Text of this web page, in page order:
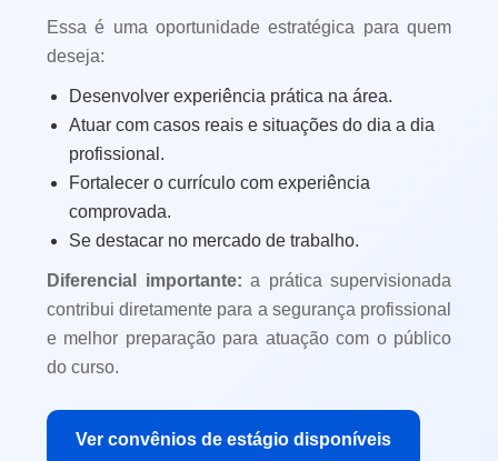
Essa é uma oportunidade estratégica para quem
deseja:
Desenvolver experiência prática na área.
Atuar com casos reais e situações do dia a dia
profissional.
Fortalecer o currículo com experiência
comprovada.
Se destacar no mercado de trabalho.
Diferencial importante: a prática supervisionada
contribui diretamente para a segurança profissional
e melhor preparação para atuação com o público
do curso.
Ver convênios de estágio disponíveis